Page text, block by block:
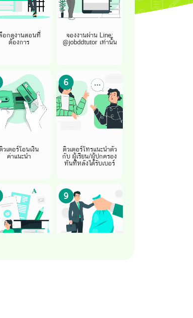
อกดูงานสอนที่
ต้องการ
จองงานผ่าน Line:
@jobddtutor เท่านั้น
ติวเตอร์โอนเงิน
ค่าแนะนำ
6
ติวเตอร์โทรแนะนำตัว
กับ ผู้เรียน/ผู้ปกครอง
ทันทีหลังได้รับเบอร์
9